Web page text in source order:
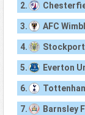
2.
3. AFC
4. Stockport
5. Everton
6.
7. Barnsley